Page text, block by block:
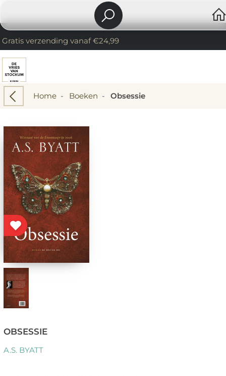
Gratis verzending vanaf €24,99
Home- Boeken - Obsessie
OBSESSIE
A.S. BYATT